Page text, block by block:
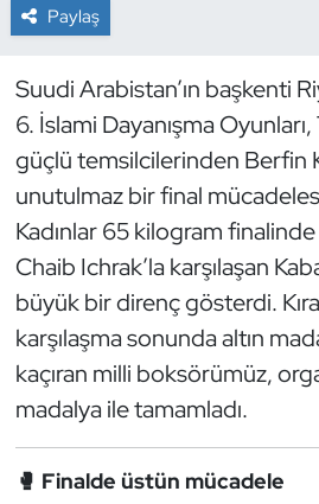
Paylaş
Suudi Arabistan’ın başkenti
6. İslami Dayanışma
güçlü temsilcilerinden Berfin
unutulmaz bir final
Kadınlar 65 kilogram
Chaib Ichrak’la karşılaşan
büyük bir direnç gösterdi.
karşılaşma sonunda altın
kaçıran milli boksörümüz,
madalya ile tamamladı.
🥊 Finalde üstün mücadele
Dövüş Sanatı
E-Spor
Eskrim
Futbol
Futsal
Genel
Golf